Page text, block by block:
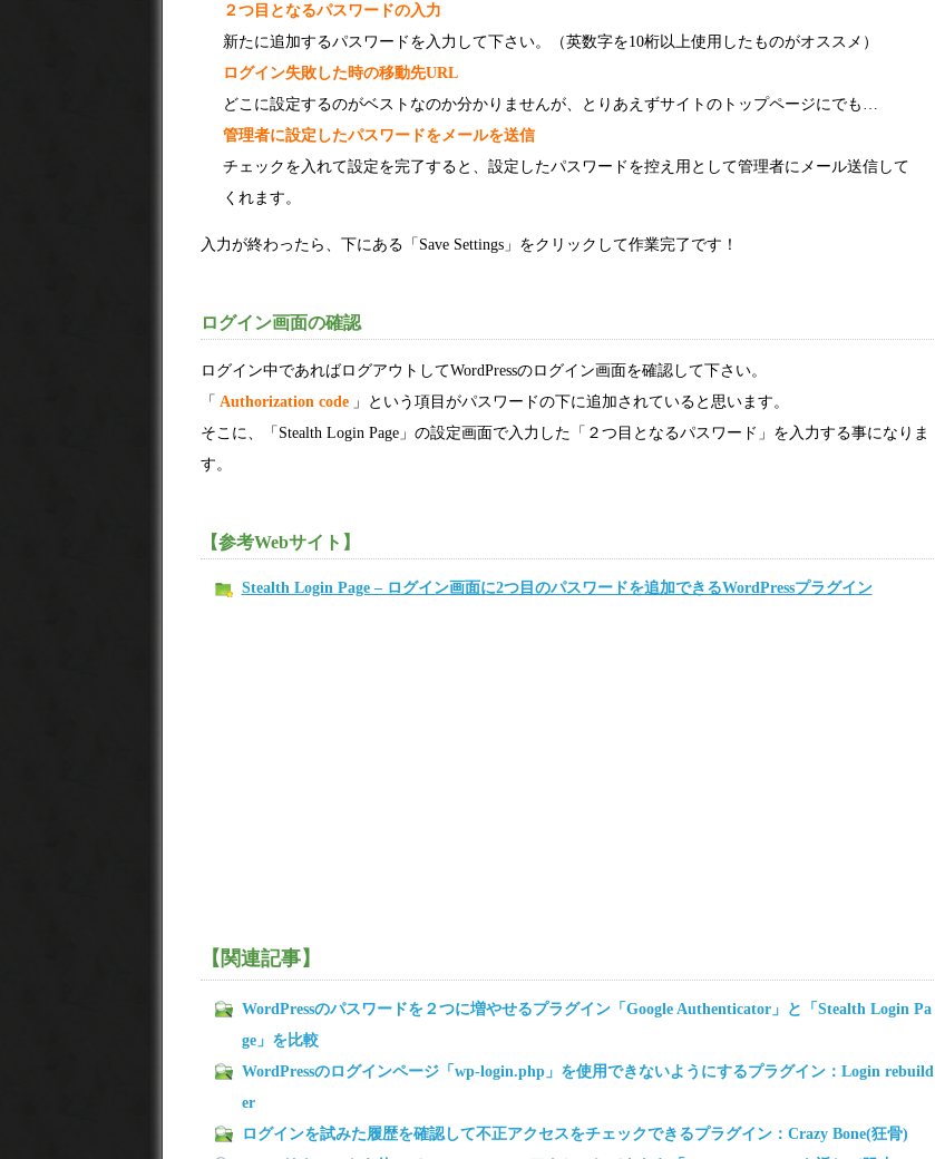
２つ目となるパスワードの入力
新たに追加するパスワードを入力して下さい。（英数字を10桁以上使用したものがオススメ）
ログイン失敗した時の移動先URL
どこに設定するのがベストなのか分かりませんが、とりあえずサイトのトップページにでも…
管理者に設定したパスワードをメールを送信
チェックを入れて設定を完了すると、設定したパスワードを控え用として管理者にメール送信して
くれます。
入力が終わったら、下にある「Save Settings」をクリックして作業完了です！
ログイン画面の確認
ログイン中であればログアウトしてWordPressのログイン画面を確認して下さい。
「 Authorization code 」という項目がパスワードの下に追加されていると思います。
そこに、「Stealth Login Page」の設定画面で入力した「２つ目となるパスワード」を入力する事になりま
す。
【参考Webサイト】
Stealth Login Page – ログイン画面に2つ目のパスワードを追加できるWordPressプラグイン
【関連記事】
WordPressのパスワードを２つに増やせるプラグイン「Google Authenticator」と「Stealth Login Pa
ge」を比較
WordPressのログインページ「wp-login.php」を使用できないようにするプラグイン：Login rebuild
er
ログインを試みた履歴を確認して不正アクセスをチェックできるプラグイン：Crazy Bone(狂骨)